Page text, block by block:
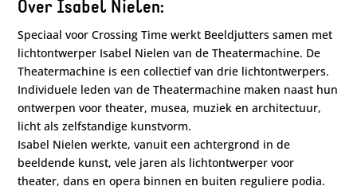
Over Isabel Nielen:
Speciaal voor Crossing Time werkt Beeldjutters samen met
lichtontwerper Isabel Nielen van de Theatermachine. De
Theatermachine is een collectief van drie lichtontwerpers.
Individuele leden van de Theatermachine maken naast hun
ontwerpen voor theater, musea, muziek en architectuur,
licht als zelfstandige kunstvorm.
Isabel Nielen werkte, vanuit een achtergrond in de
beeldende kunst, vele jaren als lichtontwerper voor
theater, dans en opera binnen en buiten reguliere podia.